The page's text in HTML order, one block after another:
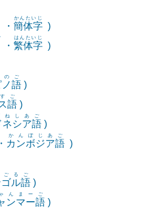
・ 簡体字
かんたいじ
)
・ 繁体字
はんたいじ
)
ノ語
のご
)
語
ご
)
ネシア語
ねしあご
)
・ カンボジア語
かんぼじあご
)
ル語
ごるご
)
ンマー語
んまーご
)